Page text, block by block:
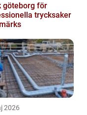
göteborg för
trycksaker
2026